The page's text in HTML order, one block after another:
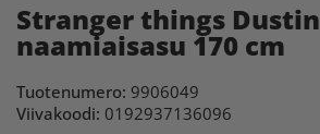
Stranger things Dustin
naamiaisasu 170 cm
Tuotenumero: 9906049
Viivakoodi: 0192937136096